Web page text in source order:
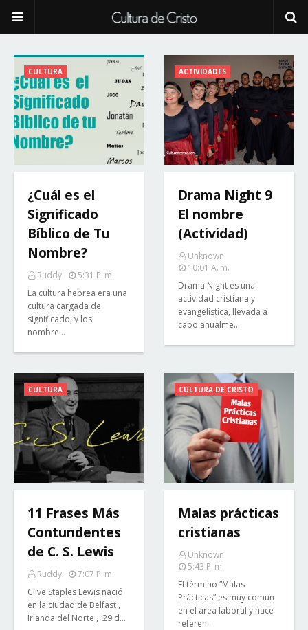
CULTURA
¿Cuál es el
Significado
Bíblico de Tu
Nombre?
Ruddy
5:31 P. M.
La cultura hebrea era una
cultura cargada de
significado, y los
nombre…
ACTIVIDADES
Drama Night 9
El nombre
(Actividad)
Unknown
10:01 A. M.
Drama Night es una
actividad cristiana y
evangelística, llevada a
cabo anualme…
CULTURA
11 Frases Más
Contundentes
de C. S. Lewis
Ruddy
7:07 P. M.
Clive Staples Lewis nació
en la ciudad de Belfast ,
Irlanda del Norte , 29 d…
CULTURA DE CRISTO
Malas prácticas
cristianas
Unknown
5:43 P. M.
El término “Malas
Prácticas” es muy común
en el área laboral y hace
referen…